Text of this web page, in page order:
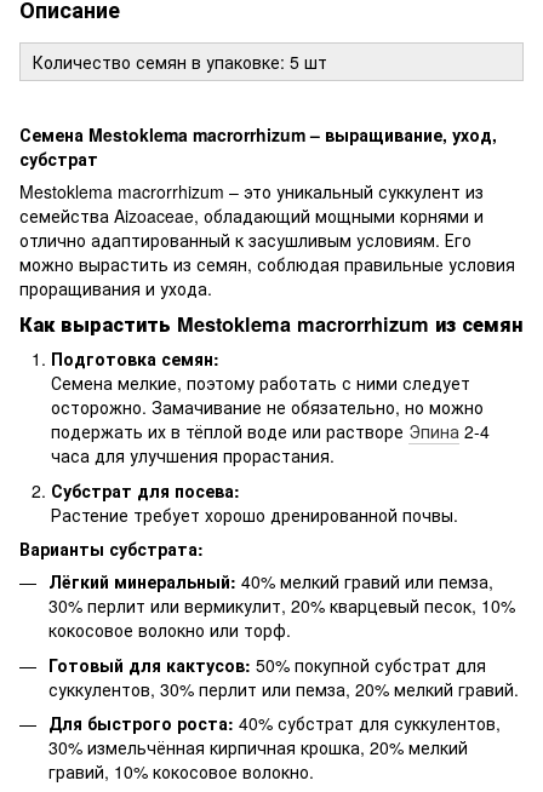
Описание
Количество семян в упаковке: 5 шт
Семена Mestoklema macrorrhizum – выращивание, уход,
субстрат
Mestoklema macrorrhizum – это уникальный суккулент из
семейства Aizoaceae, обладающий мощными корнями и
отлично адаптированный к засушливым условиям. Его
можно вырастить из семян, соблюдая правильные условия
проращивания и ухода.
Как вырастить Mestoklema macrorrhizum из семян
Подготовка семян:
Семена мелкие, поэтому работать с ними следует
осторожно. Замачивание не обязательно, но можно
подержать их в тёплой воде или растворе Эпина 2-4
часа для улучшения прорастания.
Субстрат для посева:
Растение требует хорошо дренированной почвы.
Варианты субстрата:
Лёгкий минеральный: 40% мелкий гравий или пемза,
30% перлит или вермикулит, 20% кварцевый песок, 10%
кокосовое волокно или торф.
Готовый для кактусов: 50% покупной субстрат для
суккулентов, 30% перлит или пемза, 20% мелкий гравий.
Для быстрого роста: 40% субстрат для суккулентов,
30% измельчённая кирпичная крошка, 20% мелкий
гравий, 10% кокосовое волокно.